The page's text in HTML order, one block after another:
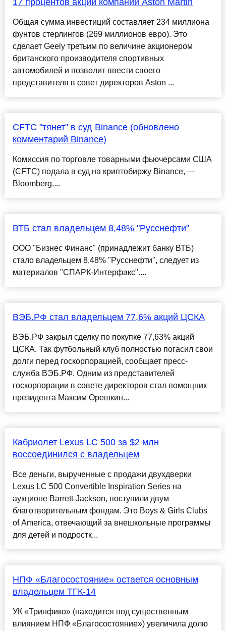
17 процентов акций компании Aston Martin
Общая сумма инвестиций составляет 234 миллиона
фунтов стерлингов (269 миллионов евро). Это
сделает Geely третьим по величине акционером
британского производителя спортивных
автомобилей и позволит ввести своего
представителя в совет директоров Aston ...
CFTC "тянет" в суд Binance (обновлено
комментарий Binance)
Комиссия по торговле товарными фьючерсами США
(CFTC) подала в суд на криптобиржу Binance, —
Bloomberg....
ВТБ стал владельцем 8,48% "Русснефти"
ООО "Бизнес Финанс" (принадлежит банку ВТБ)
стало владельцем 8,48% "Русснефти", следует из
материалов "СПАРК-Интерфакс"....
ВЭБ.РФ стал владельцем 77,6% акций ЦСКА
ВЭБ.РФ закрыл сделку по покупке 77,63% акций
ЦСКА. Так футбольный клуб полностью погасил свои
долги перед госкорпорацией, сообщает пресс-
служба ВЭБ.РФ. Одним из представителей
госкорпорации в совете директоров стал помощник
президента Максим Орешкин...
Кабриолет Lexus LC 500 за $2 млн
воссоединился с владельцем
Все деньги, вырученные с продажи двухдверки
Lexus LC 500 Convertible Inspiration Series на
аукционе Barrett-Jackson, поступили двум
благотворительным фондам. Это Boys & Girls Clubs
of America, отвечающий за внешкольные программы
для детей и подростк...
НПФ «Благосостояние» остается основным
владельцем ТГК-14
УК «Тринфико» (находится под существенным
влиянием НПФ «Благосостояние») увеличила долю